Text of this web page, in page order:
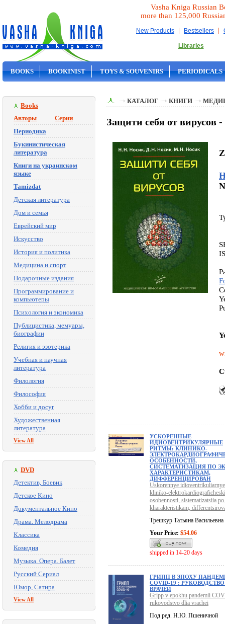
Vasha Kniga Russian
more than 125,000
New Products | Bestsellers |
Libraries
BOOKS BOOKINIST TOYS & SOUVENIRS PERIODICALS
Books
Авторы
Серии
Периодика
Букинистическая
литература
Книги на украинском
языке
Tamizdat
Детская литература
Дом и семья
Еврейский мир
Искусство
История и политика
Медицина и спорт
Подарочные издания
Программирование и
компьютеры
Психология и экономика
Публицистика, мемуары,
биографии
Религия и эзотерика
Учебная и научная
литература
Филология
Философия
Хобби и досуг
Художественная
литература
View All
DVD
Детектив, Боевик
Детское Кино
Документальное Кино
Драма. Мелодрама
Классика
Комедия
Музыка. Опера. Балет
Русский Сериал
Юмор, Сатира
View All
КАТАЛОГ КНИГИ
Защити себя от
УСКОРЕННЫЕ
ИДИОВЕНТРИКУЛЯРНЫЕ
РИТМЫ: КЛИНИКО-
ОСОБЕННОСТИ,
СИСТЕМАТИЗАЦИЯ ПО
ХАРАКТЕРИСТИКАМ,
ДИФФЕРЕНЦИРОВАН
Uskorennye
kliniko-
osobennosti, sistematizatsiia
kharakteristikam,
Трешкур Татьяна Васильевна
Your Price: $54.06
shipped in 14-20 days
ГРИПП В ЭПОХУ
COVID-19 :
ВРАЧЕЙ
Gripp v epokhu pandemii
rukovodstvo dlia vrachei
Под ред. Н.Ю. Пшеничной